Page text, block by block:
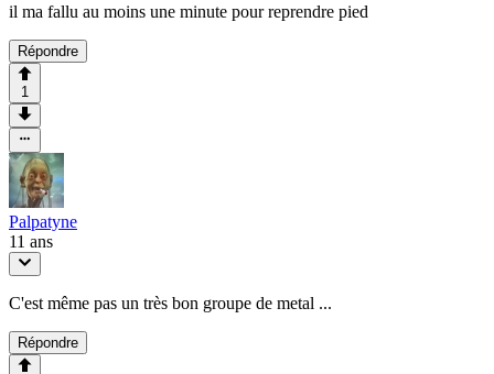
il ma fallu au moins une minute pour reprendre pied
Répondre
1
Palpatyne
11 ans
C'est même pas un très bon groupe de metal ...
Répondre